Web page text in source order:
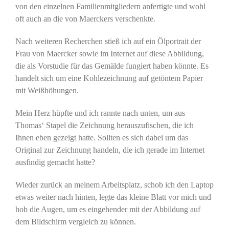
von den einzelnen Familienmitgliedern anfertigte und wohl
oft auch an die von Maerckers verschenkte.
Nach weiteren Recherchen stieß ich auf ein Ölportrait der
Frau von Maercker sowie im Internet auf diese Abbildung,
die als Vorstudie für das Gemälde fungiert haben könnte. Es
handelt sich um eine Kohlezeichnung auf getöntem Papier
mit Weißhöhungen.
Mein Herz hüpfte und ich rannte nach unten, um aus
Thomas‘ Stapel die Zeichnung herauszufischen, die ich
Ihnen eben gezeigt hatte. Sollten es sich dabei um das
Original zur Zeichnung handeln, die ich gerade im Internet
ausfindig gemacht hatte?
Wieder zurück an meinem Arbeitsplatz, schob ich den Laptop
etwas weiter nach hinten, legte das kleine Blatt vor mich und
hob die Augen, um es eingehender mit der Abbildung auf
dem Bildschirm vergleich zu können.